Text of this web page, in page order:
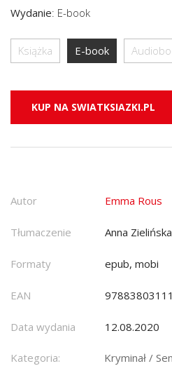
Wydanie: E-book
Książka E-book
KUP NA SWIATKSIAZKI.PL
Autor Emma Rous
Tłumaczenie Anna Zielińska
Formaty epub, mobi
EAN
Data wydania 12.08.2020
Kategoria: Kryminał /